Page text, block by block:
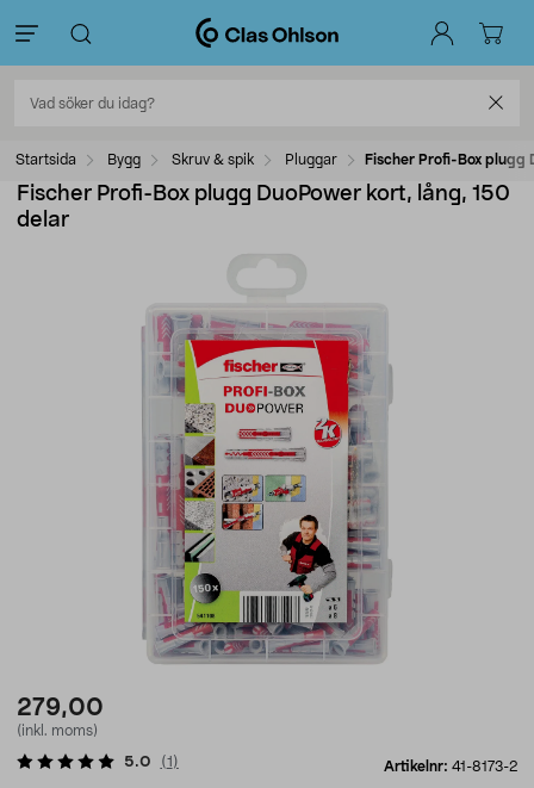
Startsida Bygg Skruv & spik Pluggar Fischer Profi-Box plugg
Fischer Profi-Box plugg DuoPower kort, lång, 150
delar
279,00
(inkl. moms)
Artikelnr: 41-8173-2
5.0 (1 )